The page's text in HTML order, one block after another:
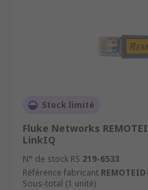
Stock limité
Fluke Networks
LinkIQ
N° de stock RS 219-6533
Référence fabricant
Sous-total (1 unité)